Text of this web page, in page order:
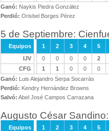
Ganó: Naykis Piedra González
Perdió: Orisbel Borges Pérez
5 de Septiembre:
Equipos 1 2 3 4 5
IJV
0 0 0 0 2
CFG
1 1 0 0 0
Ganó: Luis Alejandro Serpa Socarrás
Perdió: Kendry Hernández Browns
Salvó: Abel José Campos Carrazana
Augusto César
Equipos 1 2 3 4 5